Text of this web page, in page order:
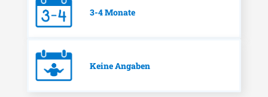
3-4 Monate
Keine Angaben